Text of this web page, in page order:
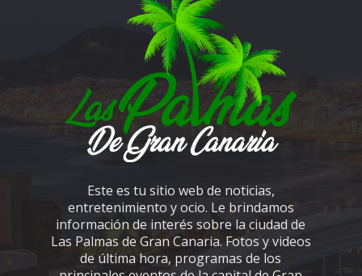
Este es tu sitio web de noticias,
entretenimiento y ocio. Le brindamos
información de interés sobre la ciudad de
Las Palmas de Gran Canaria. Fotos y videos
de última hora, programas de los